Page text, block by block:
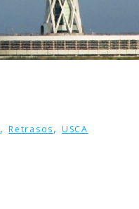
,Retrasos, USCA